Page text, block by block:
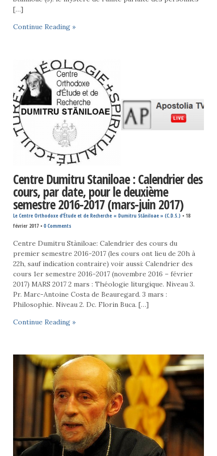
[…]
Continue Reading »
Centre Dumitru Staniloae : Calendrier des
cours, par date, pour le deuxième
semestre 2016-2017 (mars-juin 2017)
Le Centre Orthodoxe d’Étude et de Recherche « Dumitru Stăniloae » (C.D.S.) • 18
février 2017• 0 Comments
Centre Dumitru Stàniloae: Calendrier des cours du
premier semestre 2016-2017 (les cours ont lieu de 20h à
22h, sauf indication contraire) voir aussi: Calendrier des
cours 1er semestre 2016-2017 (novembre 2016 – février
2017) MARS 2017 2 mars : Théologie liturgique. Niveau 3.
Pr. Marc-Antoine Costa de Beauregard. 3 mars :
Philosophie. Niveau 2. Dc. Florin Buca. […]
Continue Reading »